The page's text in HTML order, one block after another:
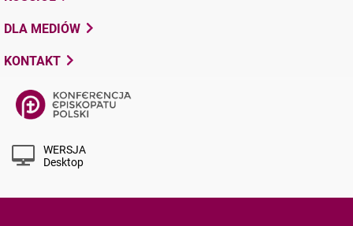
DLA MEDIÓW
KONTAKT
WERSJA
Desktop